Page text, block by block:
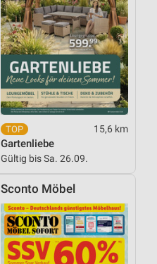
15,6 km
Gartenliebe
Gültig bis Sa. 26.09.
Sconto Möbel